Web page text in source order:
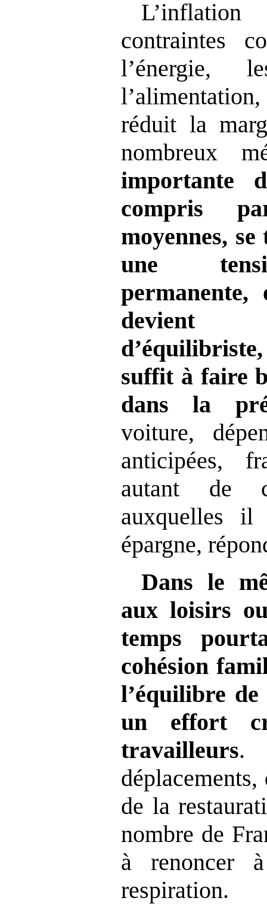
contraintes
l’énergie,
réduit la
nombreux
importante
compris
moyennes,
une
devient
suffit à faire
dans la
voiture,
anticipées,
autant de
auxquelles il
épargne,
Dans le
aux loisirs
temps
cohésion
l’équilibre de
un effort
travailleurs.
déplacements,
de la
nombre de
à renoncer
respiration.